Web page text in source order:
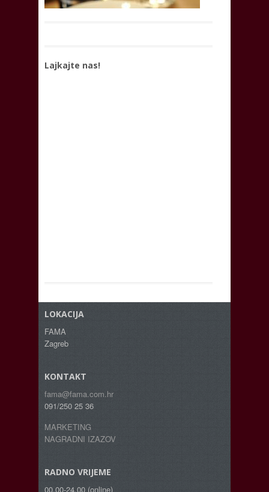
Lajkajte nas!
LOKACIJA
FAMA
Zagreb
KONTAKT
fama@fama.com.hr
091/250 25 36
MARKETING
NAGRADNI IZAZOV
RADNO VRIJEME
00.00-24.00 (online)